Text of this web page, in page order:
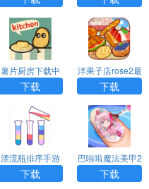
薯片厨房下载中
文版
下载
洋果子店rose2最
新版下载
下载
漂流瓶排序手游
下载
下载
巴啦啦魔法美甲2
安卓下载
下载